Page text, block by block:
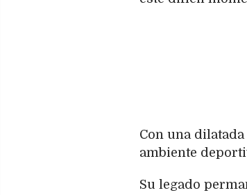
Con una
ambiente
Su legado